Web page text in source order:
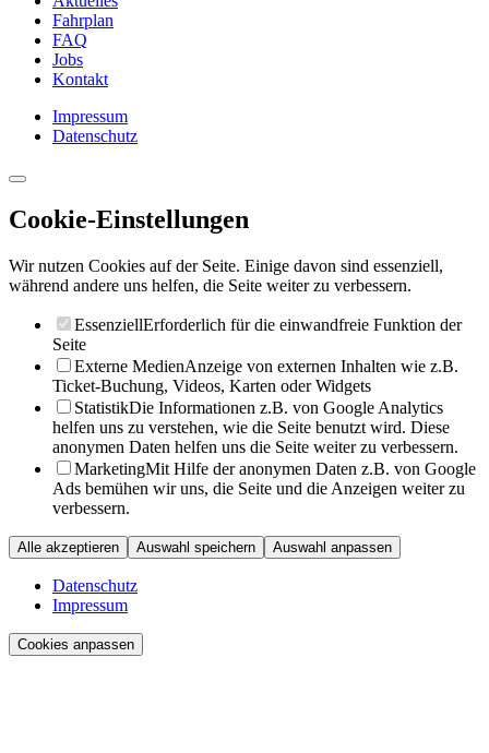
Fahrplan
FAQ
Jobs
Kontakt
Impressum
Datenschutz
Cookie-Einstellungen
Wir nutzen Cookies auf der Seite. Einige davon sind essenziell,
während andere uns helfen, die Seite weiter zu verbessern.
EssenziellErforderlich für die einwandfreie Funktion der
Seite
Externe MedienAnzeige von externen Inhalten wie z.B.
Ticket-Buchung, Videos, Karten oder Widgets
StatistikDie Informationen z.B. von Google Analytics
helfen uns zu verstehen, wie die Seite benutzt wird. Diese
anonymen Daten helfen uns die Seite weiter zu verbessern.
MarketingMit Hilfe der anonymen Daten z.B. von Google
Ads bemühen wir uns, die Seite und die Anzeigen weiter zu
verbessern.
Alle akzeptieren Auswahl speichern Auswahl anpassen
Datenschutz
Impressum
Cookies anpassen